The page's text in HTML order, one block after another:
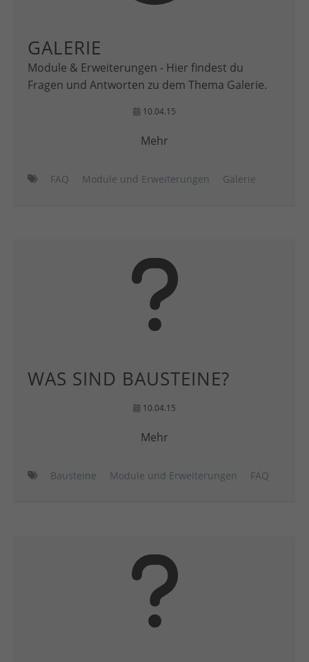
GALERIE
Module & Erweiterungen - Hier findest du
Fragen und Antworten zu dem Thema Galerie.
10.04.15
Mehr
FAQ Module und Erweiterungen Galerie
WAS SIND BAUSTEINE?
10.04.15
Mehr
Bausteine Module und Erweiterungen FAQ